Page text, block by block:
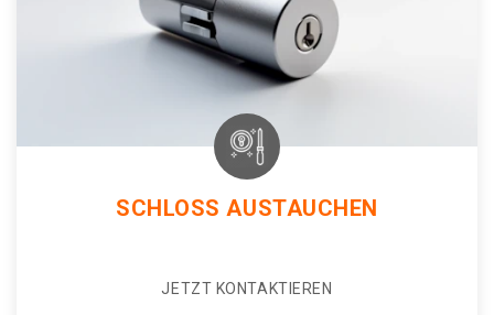
SCHLOSS AUSTAUCHEN
JETZT KONTAKTIEREN